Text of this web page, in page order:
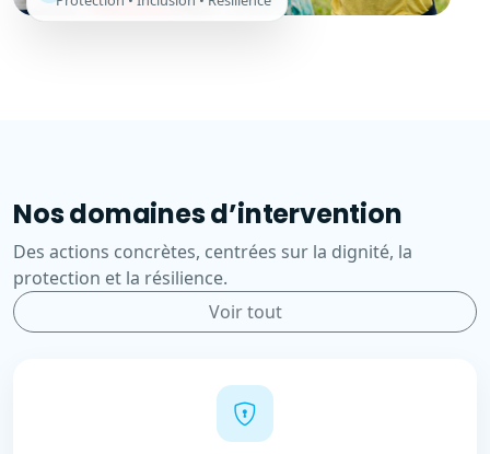
Nos domaines d’intervention
Des actions concrètes, centrées sur la dignité, la
protection et la résilience.
Voir tout